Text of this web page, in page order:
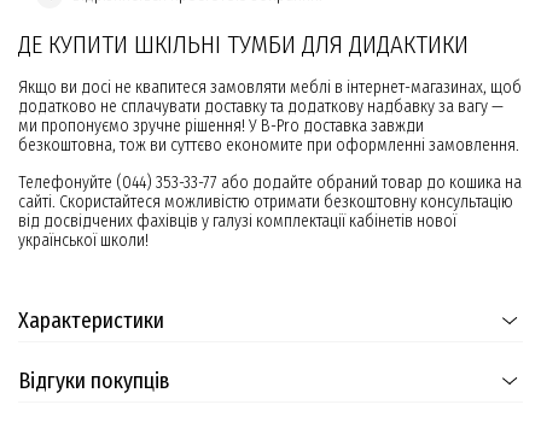
ДЕ КУПИТИ ШКІЛЬНІ ТУМБИ ДЛЯ ДИДАКТИКИ
Якщо ви досі не квапитеся замовляти меблі в інтернет-магазинах, щоб
додатково не сплачувати доставку та додаткову надбавку за вагу —
ми пропонуємо зручне рішення! У B-Pro доставка завжди
безкоштовна, тож ви суттєво економите при оформленні замовлення.
Телефонуйте (044) 353-33-77 або додайте обраний товар до кошика на
сайті. Скористайтеся можливістю отримати безкоштовну консультацію
від досвідчених фахівців у галузі комплектації кабінетів нової
української школи!
Характеристики
Відгуки покупців